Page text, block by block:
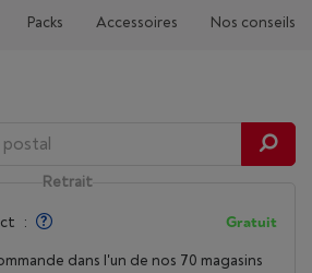
Packs Accessoires Nos conseils
Retrait
: Gratuit
dans l'un de nos 70 magasins